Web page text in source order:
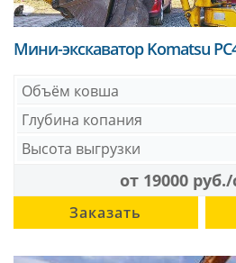
Мини-экскаватор Komatsu
Объём ковша
Глубина копания
Высота выгрузки
от 19000
Заказать